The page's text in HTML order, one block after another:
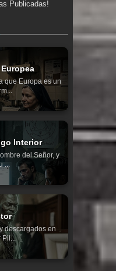
Publicadas!
que Europa es un
Interior
del Señor, y
...
descargados en
Pil...